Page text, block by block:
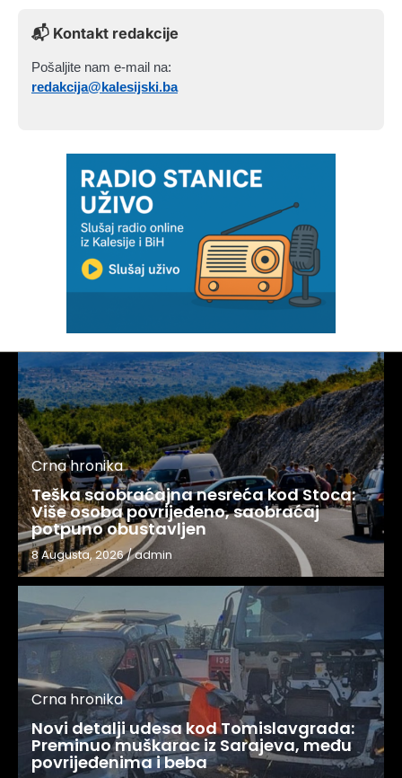
📬 Kontakt redakcije
Pošaljite nam e-mail na:
redakcija@kalesijski.ba
Crna hronika
Teška saobraćajna nesreća kod Stoca:
Više osoba povrijeđeno, saobraćaj
potpuno obustavljen
8 Augusta, 2026/admin
Crna hronika
Novi detalji udesa kod Tomislavgrada:
Preminuo muškarac iz Sarajeva, među
povrijeđenima i beba